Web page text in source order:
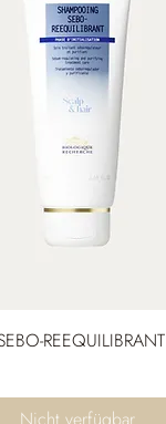
REEQUILIBRANT
Nicht verfügbar